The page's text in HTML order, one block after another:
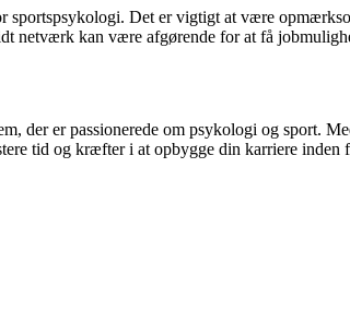
sportspsykologi. Det er vigtigt at være
netværk kan være afgørende for at få
der er passionerede om psykologi og sport.
tid og kræfter i at opbygge din karriere